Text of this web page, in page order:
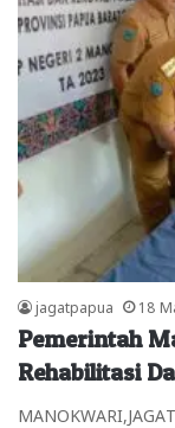
jagatpapua 18
Pemerintah
Rehabilitasi